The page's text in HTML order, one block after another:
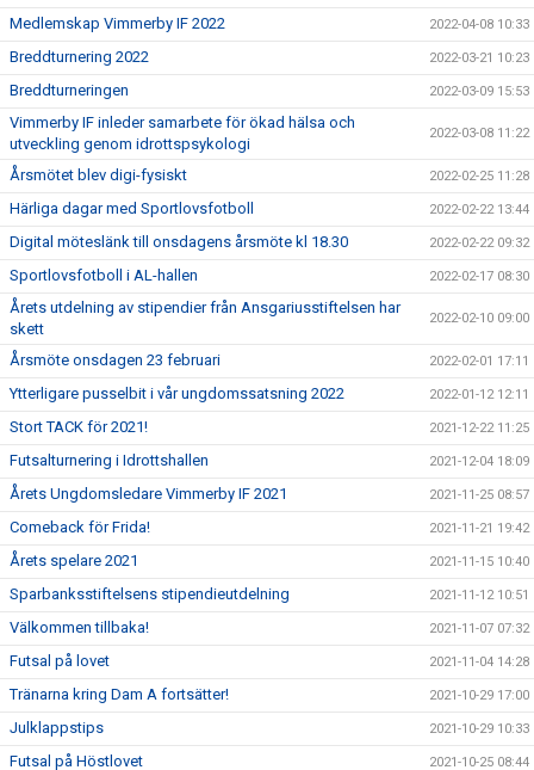
Medlemskap Vimmerby IF 2022 2022-04-08 10:33
Breddturnering 2022 2022-03-21 10:23
Breddturneringen 2022-03-09 15:53
Vimmerby IF inleder samarbete för ökad hälsa och
utveckling genom idrottspsykologi
2022-03-08 11:22
Årsmötet blev digi-fysiskt 2022-02-25 11:28
Härliga dagar med Sportlovsfotboll 2022-02-22 13:44
Digital möteslänk till onsdagens årsmöte kl 18.30 2022-02-22 09:32
Sportlovsfotboll i AL-hallen 2022-02-17 08:30
Årets utdelning av stipendier från Ansgariusstiftelsen har
skett
2022-02-10 09:00
Årsmöte onsdagen 23 februari 2022-02-01 17:11
Ytterligare pusselbit i vår ungdomssatsning 2022 2022-01-12 12:11
Stort TACK för 2021! 2021-12-22 11:25
Futsalturnering i Idrottshallen 2021-12-04 18:09
Årets Ungdomsledare Vimmerby IF 2021 2021-11-25 08:57
Comeback för Frida! 2021-11-21 19:42
Årets spelare 2021 2021-11-15 10:40
Sparbanksstiftelsens stipendieutdelning 2021-11-12 10:51
Välkommen tillbaka! 2021-11-07 07:32
Futsal på lovet 2021-11-04 14:28
Tränarna kring Dam A fortsätter! 2021-10-29 17:00
Julklappstips 2021-10-29 10:33
Futsal på Höstlovet 2021-10-25 08:44